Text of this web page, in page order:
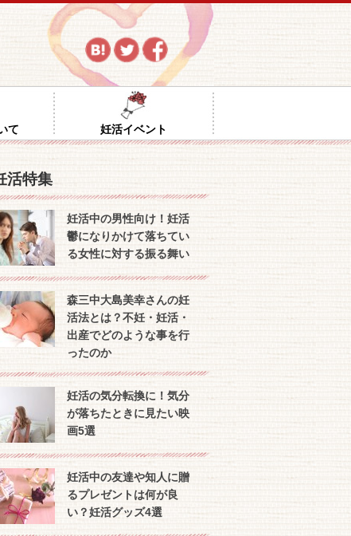
て 妊活イベント
活特集
妊活中の男性向け！妊活
鬱になりかけて落ちてい
る女性に対する振る舞い
森三中大島美幸さんの妊
活法とは？不妊・妊活・
出産でどのような事を行
ったのか
妊活の気分転換に！気分
が落ちたときに見たい映
画5選
妊活中の友達や知人に贈
るプレゼントは何が良
い？妊活グッズ4選